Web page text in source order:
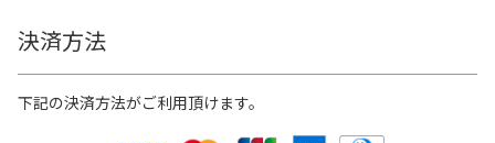
決済方法
下記の決済方法がご利用頂けます。